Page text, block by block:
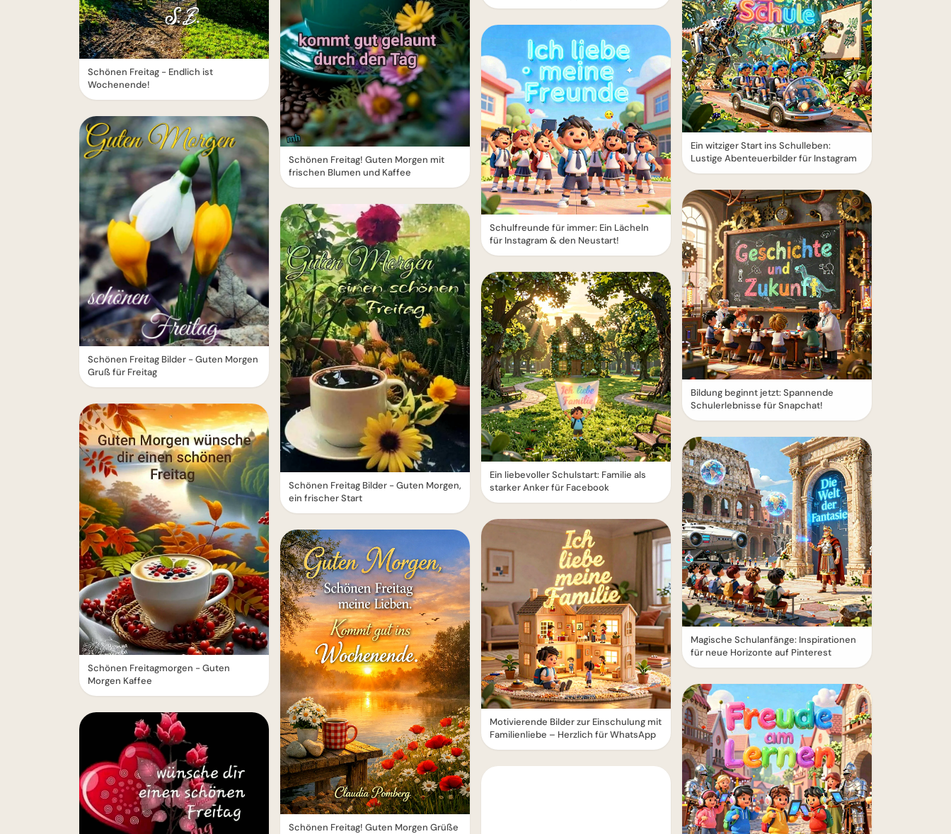
Schönen Freitag - Endlich ist
Wochenende!
Schönen Freitag Bilder - Guten Morgen
Gruß für Freitag
Schönen Freitagmorgen - Guten
Morgen Kaffee
Schönen Freitag! Guten Morgen mit
frischen Blumen und Kaffee
Schönen Freitag Bilder - Guten Morgen,
ein frischer Start
Schönen Freitag! Guten Morgen Grüße
Schulfreunde für immer: Ein Lächeln
für Instagram & den Neustart!
Ein liebevoller Schulstart: Familie als
starker Anker für Facebook
Motivierende Bilder zur Einschulung mit
Familienliebe – Herzlich für WhatsApp
Ein witziger Start ins Schulleben:
Lustige Abenteuerbilder für Instagram
Bildung beginnt jetzt: Spannende
Schulerlebnisse für Snapchat!
Magische Schulanfänge: Inspirationen
für neue Horizonte auf Pinterest